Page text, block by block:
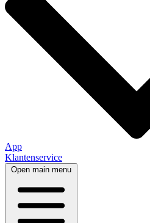
App
Klantenservice
Open main menu